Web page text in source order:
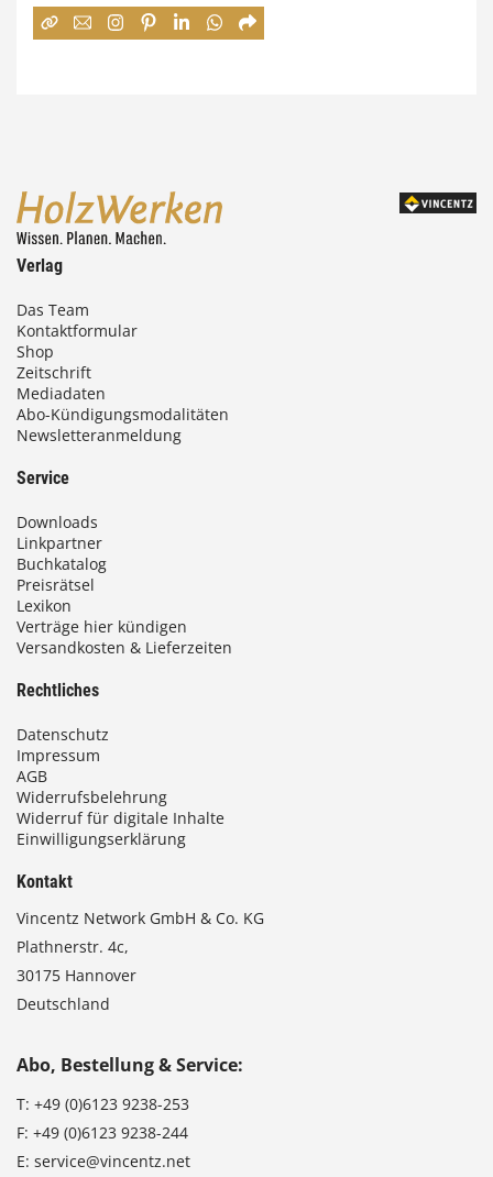
e
0
€
Verlag
Das Team
Kontaktformular
Shop
Zeitschrift
Mediadaten
Abo-Kündigungsmodalitäten
Newsletteranmeldung
Service
Downloads
Linkpartner
Buchkatalog
Preisrätsel
Lexikon
Verträge hier kündigen
Versandkosten & Lieferzeiten
Rechtliches
Datenschutz
Impressum
AGB
Widerrufsbelehrung
Widerruf für digitale Inhalte
Einwilligungserklärung
Kontakt
Vincentz Network GmbH & Co. KG
Plathnerstr. 4c,
30175 Hannover
Deutschland
Abo, Bestellung & Service:
T: +49 (0)6123 9238-253
F: +49 (0)6123 9238-244
E: service@vincentz.net